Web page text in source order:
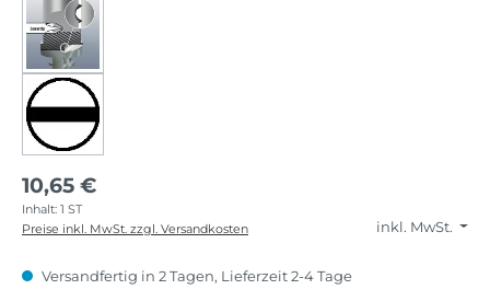
10,65 €
Inhalt: 1 ST
inkl. MwSt.
Preise inkl. MwSt. zzgl. Versandkosten
Versandfertig in 2 Tagen, Lieferzeit 2-4 Tage